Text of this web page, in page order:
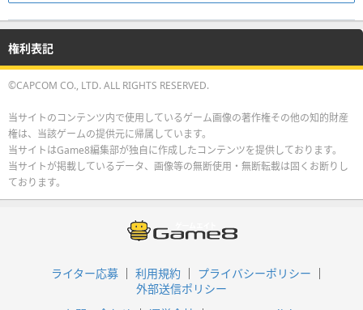
権利表記
©CAPCOM CO., LTD. ALL RIGHTS RESERVED.
当サイトのコンテンツ内で使用しているゲーム画像の著作権その他の知的財産
権は、当該ゲームの提供元に帰属しています。
当サイトはGame8編集部が独自に作成したコンテンツを提供しております。
当サイトが掲載しているデータ、画像等の無断使用・無断転載は固くお断りし
ております。
ライター応募 利用規約
プライバシーポリシー
外部送信ポリシー